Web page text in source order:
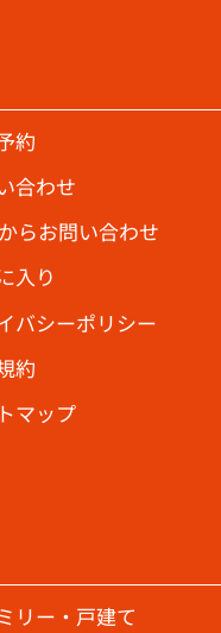
約
合わせ
らお問い合わせ
入り
バシーポリシー
約
マップ
リー・戸建て